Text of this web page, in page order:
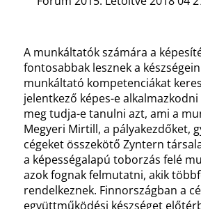
A munkáltatók számára a
fontosabbak lesznek a
munkáltató kompetenciákat
jelentkező képes-e
meg tudja-e tanulni azt, ami a
Megyeri Mirtill, a pályakezdőket,
cégeket összekötő Zyntern
a képességalapú toborzás felé
azok fognak felmutatni, akik
rendelkeznek. Finnországban a
együttműködési készséget